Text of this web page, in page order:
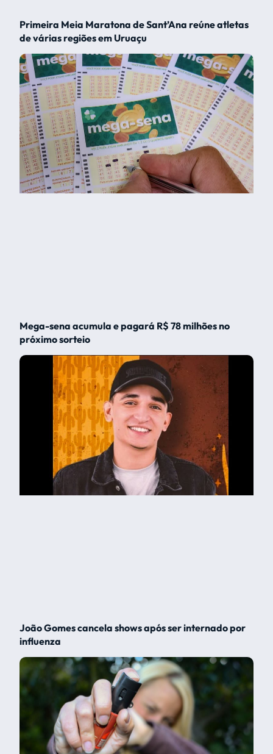
Primeira Meia Maratona de Sant’Ana reúne atletas
de várias regiões em Uruaçu
Mega-sena acumula e pagará R$ 78 milhões no
próximo sorteio
João Gomes cancela shows após ser internado por
influenza